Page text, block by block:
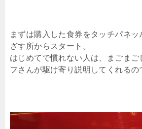
まずは購入した食券をタッチパネ
ざす所からスタート。
はじめてで慣れない人は、まごまご
フさんが駆け寄り説明してくれるの